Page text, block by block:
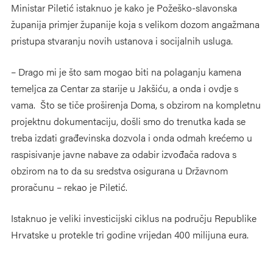
Ministar Piletić istaknuo je kako je Požeško-slavonska
županija primjer županije koja s velikom dozom angažmana
pristupa stvaranju novih ustanova i socijalnih usluga.
– Drago mi je što sam mogao biti na polaganju kamena
temeljca za Centar za starije u Jakšiću, a onda i ovdje s
vama. Što se tiče proširenja Doma, s obzirom na kompletnu
projektnu dokumentaciju, došli smo do trenutka kada se
treba izdati građevinska dozvola i onda odmah krećemo u
raspisivanje javne nabave za odabir izvođača radova s
obzirom na to da su sredstva osigurana u Državnom
proračunu – rekao je Piletić.
Istaknuo je veliki investicijski ciklus na području Republike
Hrvatske u protekle tri godine vrijedan 400 milijuna eura.